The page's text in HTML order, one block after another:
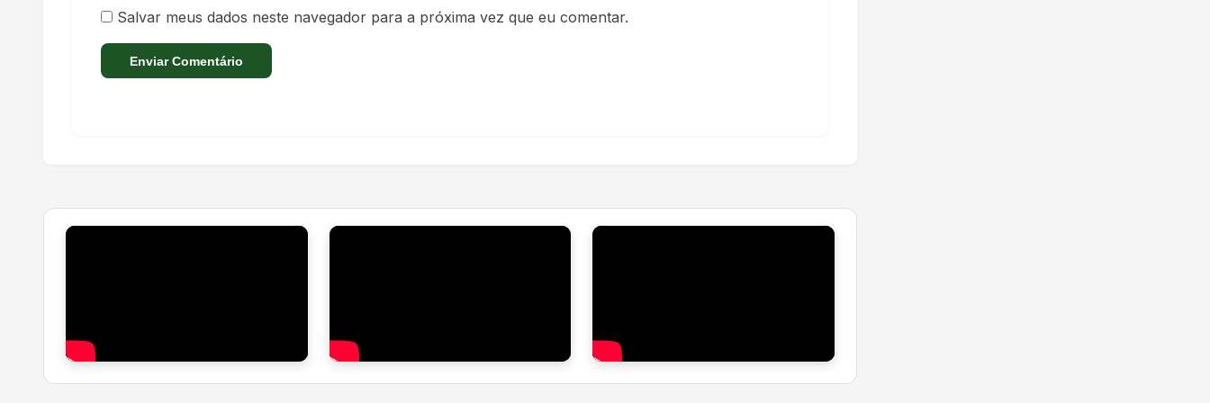
Salvar meus dados neste navegador para a próxima vez que eu comentar.